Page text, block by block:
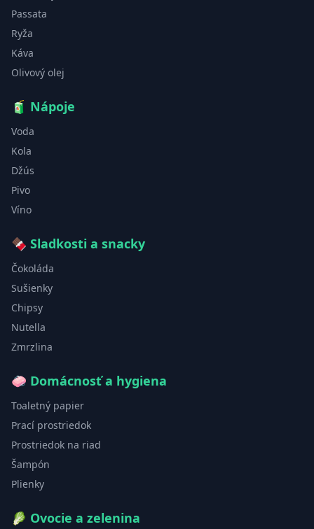
Passata
Ryža
Káva
Olivový olej
🧃 Nápoje
Voda
Kola
Džús
Pivo
Víno
🍫 Sladkosti a snacky
Čokoláda
Sušienky
Chipsy
Nutella
Zmrzlina
🧼 Domácnosť a hygiena
Toaletný papier
Prací prostriedok
Prostriedok na riad
Šampón
Plienky
🥬 Ovocie a zelenina